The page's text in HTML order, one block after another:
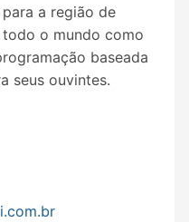
a região de
todo o mundo como
baseada
seus ouvintes.